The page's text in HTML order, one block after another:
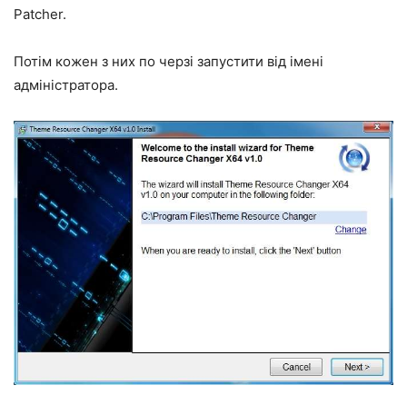
Patcher.
Потім кожен з них по черзі запустити від імені
адміністратора.